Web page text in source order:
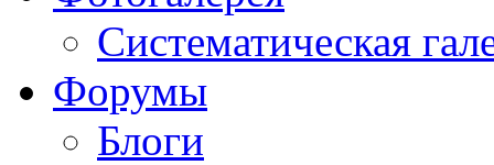
Систематическая
Форумы
Блоги